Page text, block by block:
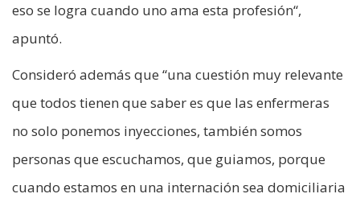
eso se logra cuando uno ama esta profesión“,
apuntó.
Consideró además que “una cuestión muy relevante
que todos tienen que saber es que las enfermeras
no solo ponemos inyecciones, también somos
personas que escuchamos, que guiamos, porque
cuando estamos en una internación sea domiciliaria